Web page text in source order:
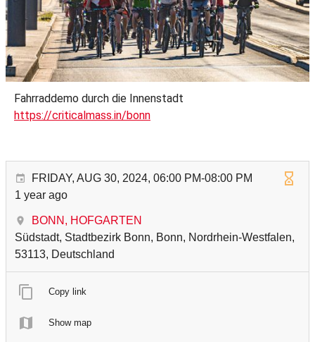
Fahrraddemo durch die Innenstadt
https://criticalmass.in/bonn
FRIDAY, AUG 30, 2024, 06:00 PM-08:00 PM
1 year ago
BONN, HOFGARTEN
Südstadt, Stadtbezirk Bonn, Bonn, Nordrhein-Westfalen,
53113, Deutschland
Copy link
Show map